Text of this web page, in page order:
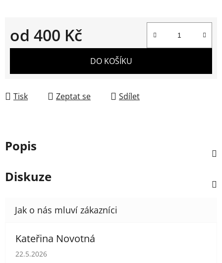
od 400 Kč
Měrná cena:
DO KOŠÍKU
Tisk Zeptat se Sdílet
Popis
Diskuze
Kateřina Novotná
Hodnocení obchodu je 5 z 5 hvězdiček.
22.5.2026